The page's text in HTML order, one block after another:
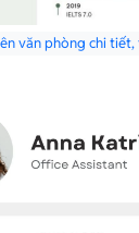
văn phòng chi tiết,